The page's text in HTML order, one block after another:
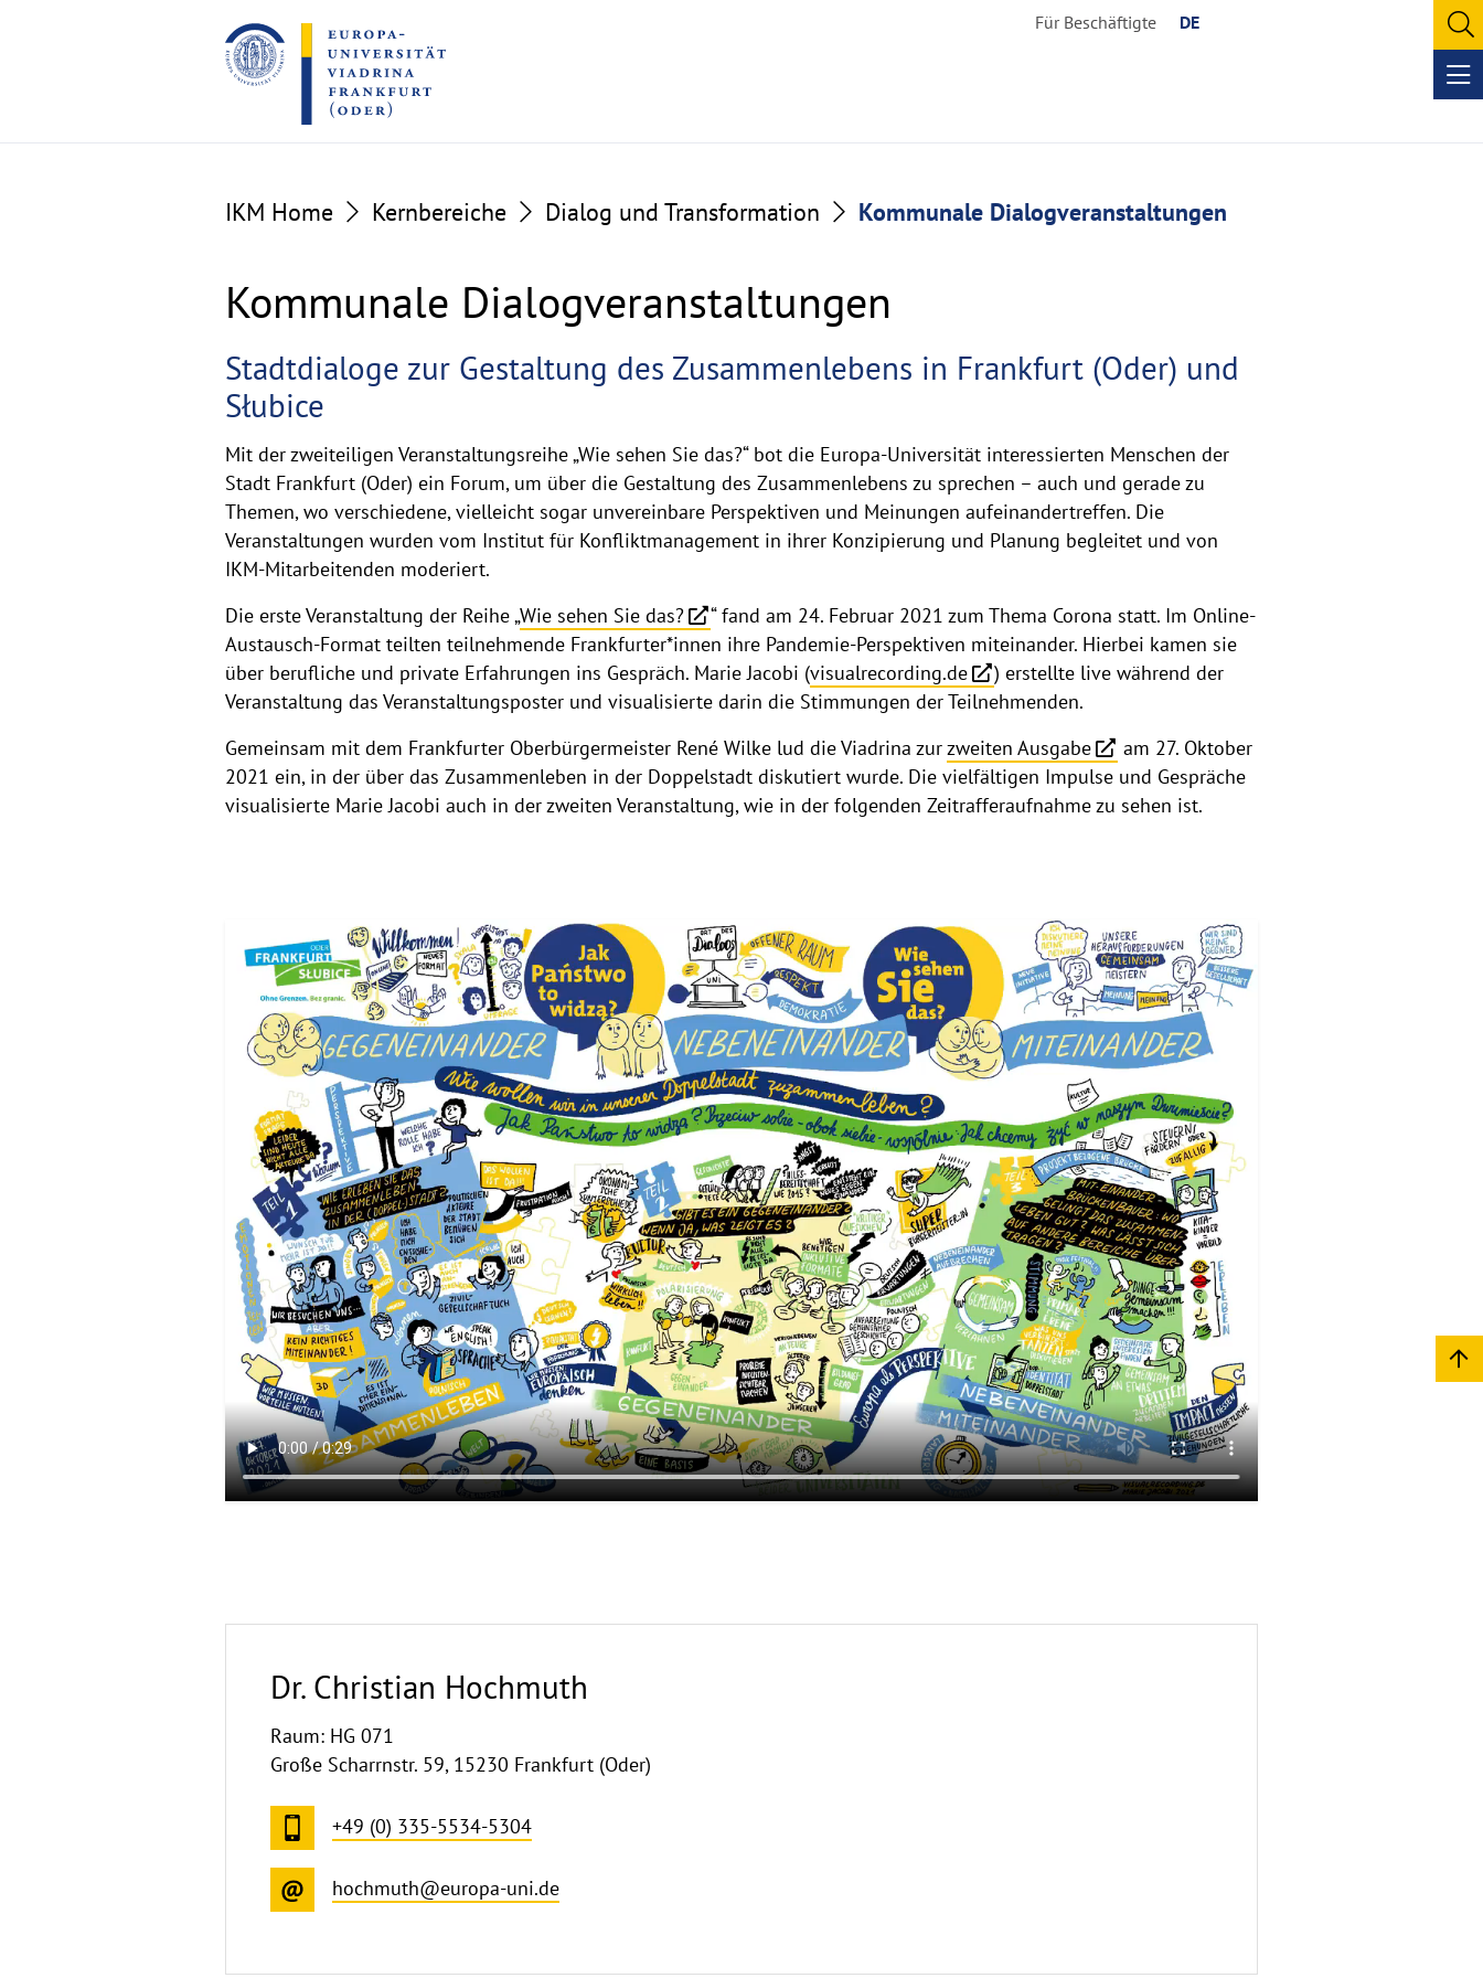
to
the
content
to
the
footer
Für Beschäftigte DE
IKM Home Kernbereiche Dialog und Transformation Kommunale Dialogveranstaltungen
Kommunale Dialogveranstaltungen
Kommunale
Dialogveranstaltungen
Stadtdialoge zur Gestaltung des Zusammenlebens in Frankfurt (Oder) und
Słubice
Mit der zweiteiligen Veranstaltungsreihe „Wie sehen Sie das?“ bot die Europa-Universität interessierten Menschen der
Stadt Frankfurt (Oder) ein Forum, um über die Gestaltung des Zusammenlebens zu sprechen – auch und gerade zu
Themen, wo verschiedene, vielleicht sogar unvereinbare Perspektiven und Meinungen aufeinandertreffen. Die
Veranstaltungen wurden vom Institut für Konfliktmanagement in ihrer Konzipierung und Planung begleitet und von
IKM-Mitarbeitenden moderiert.
Die erste Veranstaltung der Reihe „Wie sehen Sie das?
“ fand am 24. Februar 2021 zum Thema Corona statt. Im Online-
Austausch-Format teilten teilnehmende Frankfurter*innen ihre Pandemie-Perspektiven miteinander. Hierbei kamen sie
über berufliche und private Erfahrungen ins Gespräch. Marie Jacobi (visualrecording.de
) erstellte live während der
Veranstaltung das Veranstaltungsposter und visualisierte darin die Stimmungen der Teilnehmenden.
Gemeinsam mit dem Frankfurter Oberbürgermeister René Wilke lud die Viadrina zurzweiten Ausgabe
am 27. Oktober
2021 ein, in der über das Zusammenleben in der Doppelstadt diskutiert wurde. Die vielfältigen Impulse und Gespräche
visualisierte Marie Jacobi auch in der zweiten Veranstaltung, wie in der folgenden Zeitrafferaufnahme zu sehen ist.
Dr. Christian Hochmuth
Raum: HG 071
Große Scharrnstr. 59, 15230 Frankfurt (Oder)
+49 (0) 335-5534-5304
hochmuth@europa-uni.de